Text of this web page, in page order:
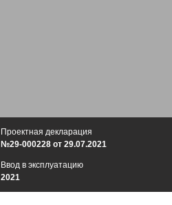
Проектная декларация
№29-000228 от 29.07.2021
Ввод в эксплуатацию
2021